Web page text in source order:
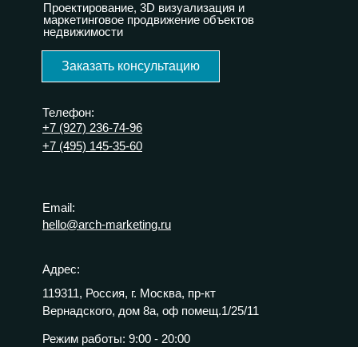
Адрес:
119311, Россия, г. Москва, пр-кт
Вернадского, дом 8а, оф помещ.1/25/11
Режим работы: 9:00 - 20:00
Email:
hello@arch-marketing.ru
Телефон:
+7 (927) 236-74-96
+7 (495) 145-35-60
Проектирование, 3D визуализация и
маркетинговое продвижение объектов
недвижимости
Заказать консультацию